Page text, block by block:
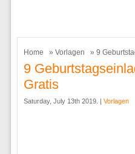
Home » Vorlagen » 9
9
Gratis
Saturday, July 13th 2019. | Vorlagen